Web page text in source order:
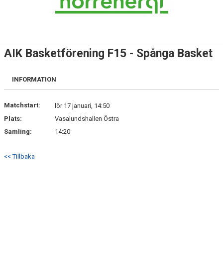
DOKUMENT
KONTAKT
AIK Basketförening F15 - Spånga Basket
INFORMATION
Matchstart:
lör 17 januari, 14:50
Plats:
Vasalundshallen Östra
Samling:
14:20
<< Tillbaka